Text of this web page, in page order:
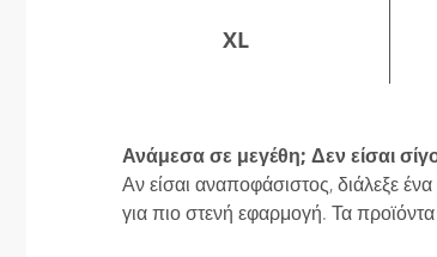
XL
Ανάμεσα σε μεγέθη; Δεν είσαι
Αν είσαι αναποφάσιστος, διάλεξε
για πιο στενή εφαρμογή. Τα